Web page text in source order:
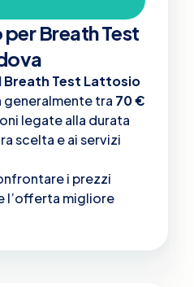
Breath Test
Breath Test Lattosio
generalmente tra 70 €
legate alla durata
scelta e ai servizi
i prezzi
l’offerta migliore